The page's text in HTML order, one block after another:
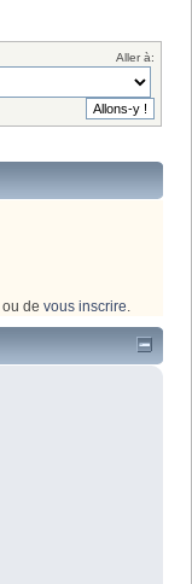
Aller à:
ou de vous inscrire.